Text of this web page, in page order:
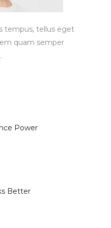
tempus, tellus eget
quam semper
Power
Better